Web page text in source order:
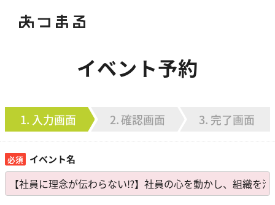
イベント予約
入力画面 確認画面 完了画面
イベント名